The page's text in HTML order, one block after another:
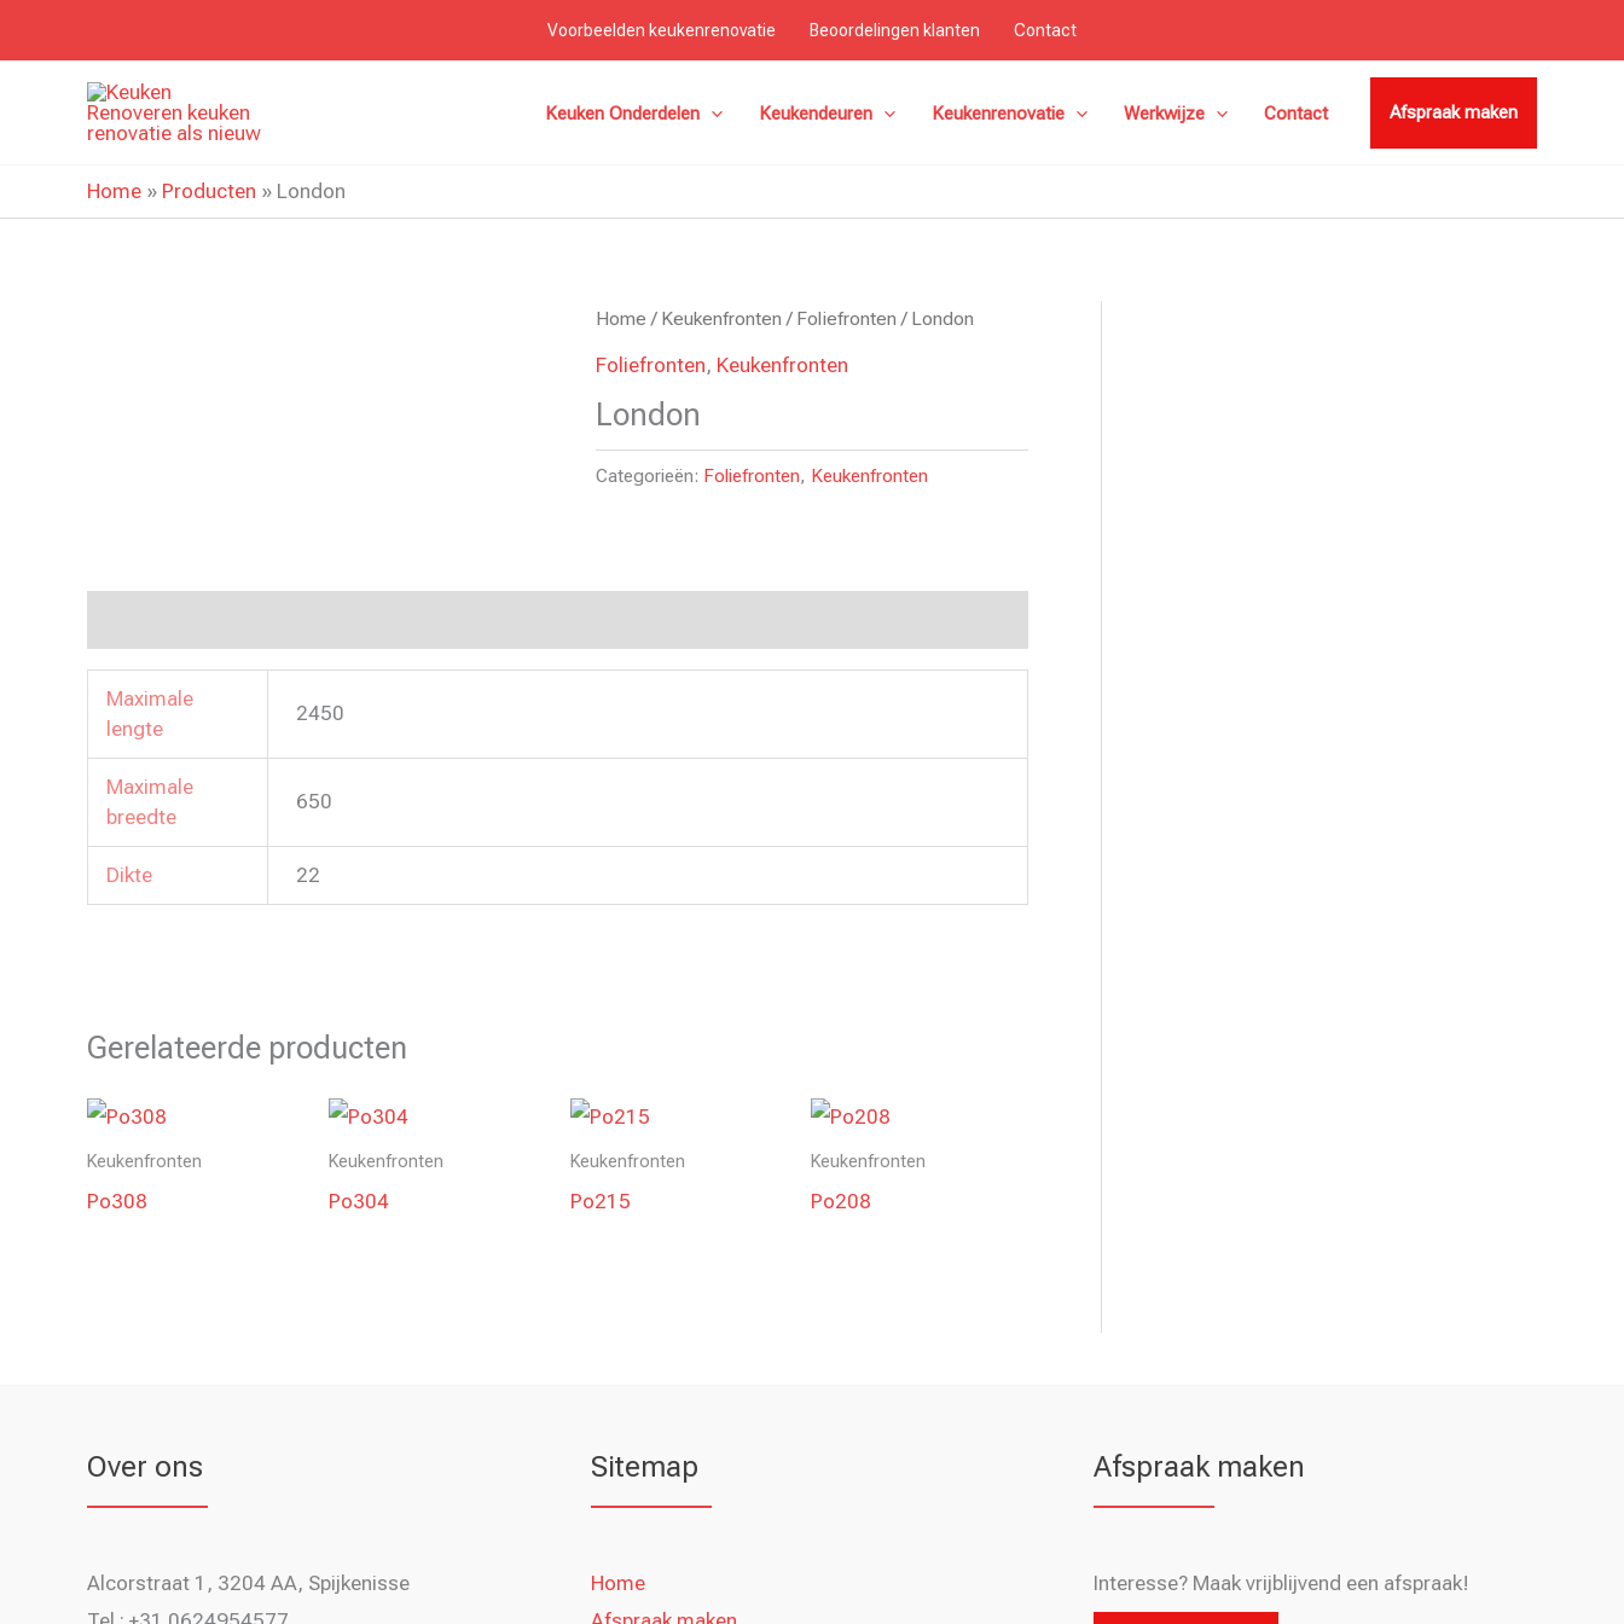
naar
Voorbeelden keukenrenovatie Beoordelingen klanten Contact
Keuken Onderdelen Keukendeuren Keukenrenovatie Werkwijze Contact Afspraak maken
Home » Producten » London
Home / Keukenfronten / Foliefronten / London
Foliefronten, Keukenfronten
London
Categorieën: Foliefronten, Keukenfronten
Maximale
lengte
2450
Maximale
breedte
650
Dikte 22
Gerelateerde producten
Keukenfronten
Po308
Keukenfronten
Po304
Keukenfronten
Po215
Keukenfronten
Po208
Over ons
Alcorstraat 1, 3204 AA, Spijkenisse
Sitemap
Home
Afspraak maken
Interesse? Maak vrijblijvend een afspraak!